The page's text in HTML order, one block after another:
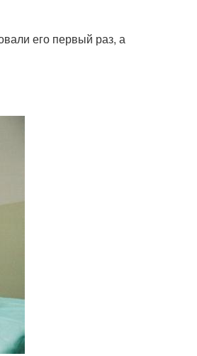
его первый раз, а